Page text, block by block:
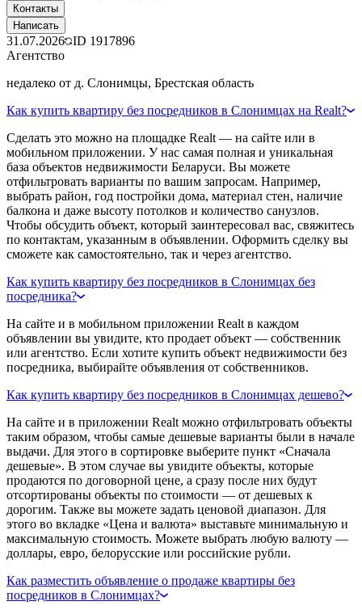
Контакты
Написать
31.07.2026 ID 1917896
Агентство
недалеко от д. Слонимцы, Брестская область
Как купить квартиру без посредников в Слонимцах на Realt?
Сделать это можно на площадке Realt — на сайте или в
мобильном приложении. У нас самая полная и уникальная
база объектов недвижимости Беларуси. Вы можете
отфильтровать варианты по вашим запросам. Например,
выбрать район, год постройки дома, материал стен, наличие
балкона и даже высоту потолков и количество санузлов.
Чтобы обсудить объект, который заинтересовал вас, свяжитесь
по контактам, указанным в объявлении. Оформить сделку вы
сможете как самостоятельно, так и через агентство.
Как купить квартиру без посредников в Слонимцах без
посредника?
На сайте и в мобильном приложении Realt в каждом
объявлении вы увидите, кто продает объект — собственник
или агентство. Если хотите купить объект недвижимости без
посредника, выбирайте объявления от собственников.
Как купить квартиру без посредников в Слонимцах дешево?
На сайте и в приложении Realt можно отфильтровать объекты
таким образом, чтобы самые дешевые варианты были в начале
выдачи. Для этого в сортировке выберите пункт «Сначала
дешевые». В этом случае вы увидите объекты, которые
продаются по договорной цене, а сразу после них будут
отсортированы объекты по стоимости — от дешевых к
дорогим. Также вы можете задать ценовой диапазон. Для
этого во вкладке «Цена и валюта» выставьте минимальную и
максимальную стоимость. Можете выбрать любую валюту —
доллары, евро, белорусские или российские рубли.
Как разместить объявление о продаже квартиры без
посредников в Слонимцах?